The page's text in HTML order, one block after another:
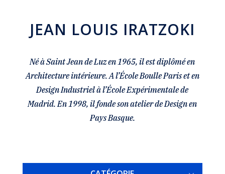
JEAN LOUIS IRATZOKI
Né à Saint Jean de Luz en 1965, il est diplômé en
Architecture intérieure. A l’École Boulle Paris et en
Design Industriel à l’École Expérimentale de
Madrid. En 1998, il fonde son atelier de Design en
Pays Basque.